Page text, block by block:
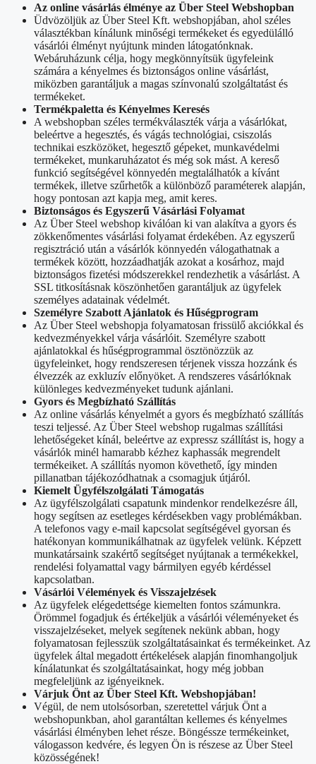
Az online vásárlás élménye az Über Steel Webshopban
Üdvözöljük az Über Steel Kft. webshopjában, ahol széles
választékban kínálunk minőségi termékeket és egyedülálló
vásárlói élményt nyújtunk minden látogatónknak.
Webáruházunk célja, hogy megkönnyítsük ügyfeleink
számára a kényelmes és biztonságos online vásárlást,
miközben garantáljuk a magas színvonalú szolgáltatást és
termékeket.
Termékpaletta és Kényelmes Keresés
A webshopban széles termékválaszték várja a vásárlókat,
beleértve a hegesztés, és vágás technológiai, csiszolás
technikai eszközöket, hegesztő gépeket, munkavédelmi
termékeket, munkaruházatot és még sok mást. A kereső
funkció segítségével könnyedén megtalálhatók a kívánt
termékek, illetve szűrhetők a különböző paraméterek alapján,
hogy pontosan azt kapja meg, amit keres.
Biztonságos és Egyszerű Vásárlási Folyamat
Az Über Steel webshop kiválóan ki van alakítva a gyors és
zökkenőmentes vásárlási folyamat érdekében. Az egyszerű
regisztráció után a vásárlók könnyedén válogathatnak a
termékek között, hozzáadhatják azokat a kosárhoz, majd
biztonságos fizetési módszerekkel rendezhetik a vásárlást. A
SSL titkosításnak köszönhetően garantáljuk az ügyfelek
személyes adatainak védelmét.
Személyre Szabott Ajánlatok és Hűségprogram
Az Über Steel webshopja folyamatosan frissülő akciókkal és
kedvezményekkel várja vásárlóit. Személyre szabott
ajánlatokkal és hűségprogrammal ösztönözzük az
ügyfeleinket, hogy rendszeresen térjenek vissza hozzánk és
élvezzék az exkluzív előnyöket. A rendszeres vásárlóknak
különleges kedvezményeket tudunk ajánlani.
Gyors és Megbízható Szállítás
Az online vásárlás kényelmét a gyors és megbízható szállítás
teszi teljessé. Az Über Steel webshop rugalmas szállítási
lehetőségeket kínál, beleértve az expressz szállítást is, hogy a
vásárlók minél hamarabb kézhez kaphassák megrendelt
termékeiket. A szállítás nyomon követhető, így minden
pillanatban tájékozódhatnak a csomagjuk útjáról.
Kiemelt Ügyfélszolgálati Támogatás
Az ügyfélszolgálati csapatunk mindenkor rendelkezésre áll,
hogy segítsen az esetleges kérdésekben vagy problémákban.
A telefonos vagy e-mail kapcsolat segítségével gyorsan és
hatékonyan kommunikálhatnak az ügyfelek velünk. Képzett
munkatársaink szakértő segítséget nyújtanak a termékekkel,
rendelési folyamattal vagy bármilyen egyéb kérdéssel
kapcsolatban.
Vásárlói Vélemények és Visszajelzések
Az ügyfelek elégedettsége kiemelten fontos számunkra.
Örömmel fogadjuk és értékeljük a vásárlói véleményeket és
visszajelzéseket, melyek segítenek nekünk abban, hogy
folyamatosan fejlesszük szolgáltatásainkat és termékeinket. Az
ügyfelek által megadott értékelések alapján finomhangoljuk
kínálatunkat és szolgáltatásainkat, hogy még jobban
megfeleljünk az igényeiknek.
Várjuk Önt az Über Steel Kft. Webshopjában!
Végül, de nem utolsósorban, szeretettel várjuk Önt a
webshopunkban, ahol garantáltan kellemes és kényelmes
vásárlási élményben lehet része. Böngéssze termékeinket,
válogasson kedvére, és legyen Ön is részese az Über Steel
közösségének!